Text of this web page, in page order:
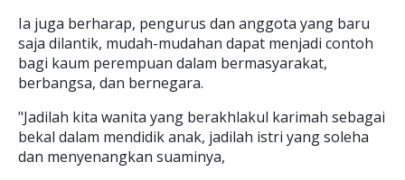
Ia juga berharap, pengurus dan anggota yang baru
saja dilantik, mudah-mudahan dapat menjadi contoh
bagi kaum perempuan dalam bermasyarakat,
berbangsa, dan bernegara.
"Jadilah kita wanita yang berakhlakul karimah sebagai
bekal dalam mendidik anak, jadilah istri yang soleha
dan menyenangkan suaminya,